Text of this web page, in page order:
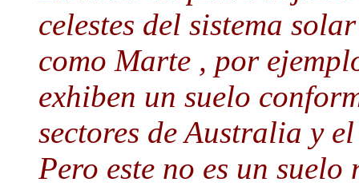
celestes del sistema
como Marte , por
exhiben un suelo
sectores de Australia y
Pero este no es un